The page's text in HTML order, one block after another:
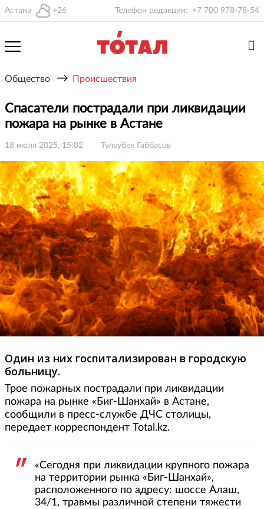
Астана +26 Телефон редакции: +7 700 978-78-54
Общество → Происшествия
Спасатели пострадали при ликвидации
пожара на рынке в Астане
18 июля 2025, 15:02 Тулеубек Габбасов
Один из них госпитализирован в городскую
больницу.
Трое пожарных пострадали при ликвидации
пожара на рынке «Биг-Шанхай» в Астане,
сообщили в пресс-службе ДЧС столицы,
передает корреспондент Total.kz.
«Сегодня при ликвидации крупного пожара
на территории рынка «Биг-Шанхай»,
расположенного по адресу: шоссе Алаш,
34/1, травмы различной степени тяжести